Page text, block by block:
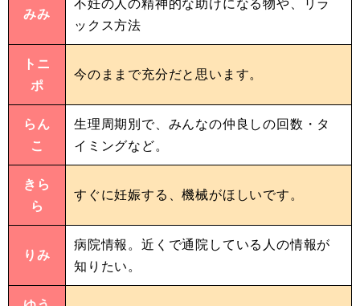
みみ
ックス方法
トニ
ポ
今のままで充分だと思います。
らん
こ
生理周期別で、みんなの仲良しの回数・タ
イミングなど。
きら
ら
すぐに妊娠する、機械がほしいです。
りみ
病院情報。近くで通院している人の情報が
知りたい。